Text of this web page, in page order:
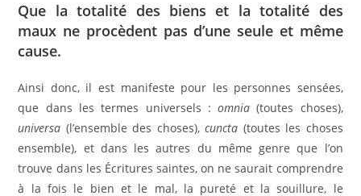
Que la totalité des biens et la totalité des
maux ne procèdent pas d’une seule et même
cause.
Ainsi donc, il est manifeste pour les personnes sensées,
que dans les termes universels :omnia(toutes choses),
universa (l’ensemble des choses),cuncta (toutes les choses
ensemble), et dans les autres du même genre que l’on
trouve dans les Écritures saintes, on ne saurait comprendre
à la fois le bien et le mal, la pureté et la souillure, le